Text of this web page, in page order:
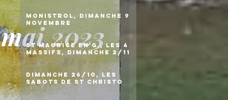
Monistrol, dimanche 9
novembre
St Maurice en G., les 4
massifs, dimanche 2/11
Dimanche 26/10, les
sabots de St Christo
2023